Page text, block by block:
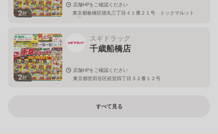
2枚
店舗HPをご確認ください
東京都板橋区徳丸三丁目４１番２１号 トックマルット
１階
2枚
スギドラッグ
千歳船橋店
店舗HPをご確認ください
東京都世田谷区経堂四丁目３２番１２号
すべて見る